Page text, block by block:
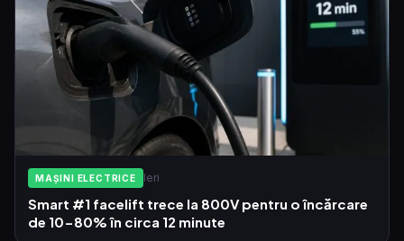
MAȘINI ELECTRICE Ieri
Smart #1 facelift trece la 800V pentru o încărcare
de 10-80% în circa 12 minute